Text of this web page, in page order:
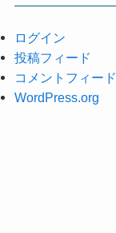
ログイン
投稿フィード
コメントフィード
WordPress.org